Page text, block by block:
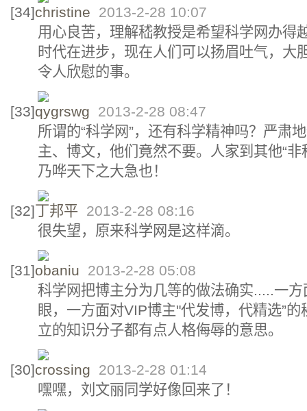
[34]christine 2013-2-28 10:07
用心良苦，理解嵇教授是希望科学网办得
时代在进步，现在人们可以扬眉吐气，大
令人欣慰的事。
[33]qygrswg 2013-2-28 08:47
所谓的“科学网”，还有科学精神吗？严肃
主、博文，他们竟然不要。人家到其他“
乃哗天下之大急也！
[32] 丁邦平 2013-2-28 08:16
很失望，原来科学网是这样滴。
[31]obaniu 2013-2-28 05:08
科学网把博主分为几等的做法确实.....一
眼，一方面对VIP博主"代发博，代精选”
立的知识分子都有点人格侮辱的意思。
[30]crossing 2013-2-28 01:14
嘿嘿，刘文丽同学好像回来了！